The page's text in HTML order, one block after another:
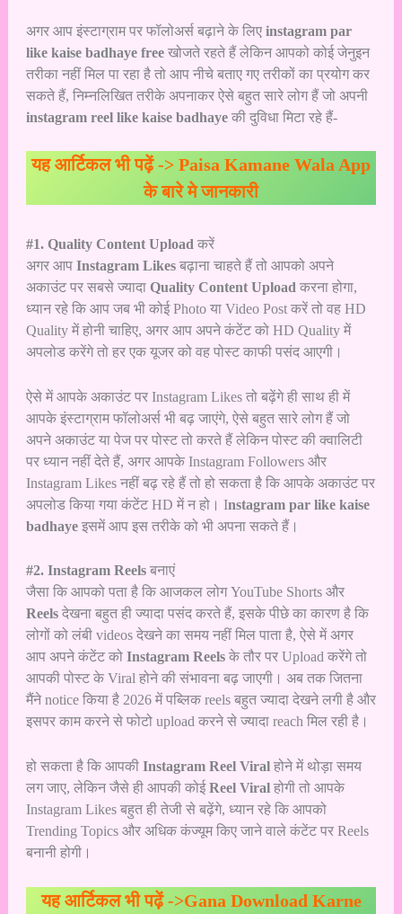
अगर आप इंस्टाग्राम पर फॉलोअर्स बढ़ाने के लिए instagram par
like kaise badhaye freeखोजते रहते हैं लेकिन आपको कोई जेनुइन
तरीका नहीं मिल पा रहा है तो आप नीचे बताए गए तरीकों का प्रयोग कर
सकते हैं, निम्नलिखित तरीके अपनाकर ऐसे बहुत सारे लोग हैं जो अपनी
instagram reel like kaise badhayeकी दुविधा मिटा रहे हैं-
यह आर्टिकल भी पढ़ें -> Paisa Kamane Wala App
के बारे मे जानकारी
#1. Quality Content Upload करें
अगर आप Instagram Likesबढ़ाना चाहते हैं तो आपको अपने
अकाउंट पर सबसे ज्यादा Quality Content Upload करना होगा,
ध्यान रहे कि आप जब भी कोई Photo या Video Post करें तो वह HD
Quality में होनी चाहिए, अगर आप अपने कंटेंट को HD Quality में
अपलोड करेंगे तो हर एक यूजर को वह पोस्ट काफी पसंद आएगी।
ऐसे में आपके अकाउंट पर Instagram Likes तो बढ़ेंगे ही साथ ही में
आपके इंस्टाग्राम फॉलोअर्स भी बढ़ जाएंगे, ऐसे बहुत सारे लोग हैं जो
अपने अकाउंट या पेज पर पोस्ट तो करते हैं लेकिन पोस्ट की क्वालिटी
पर ध्यान नहीं देते हैं, अगर आपके Instagram Followers और
Instagram Likes नहीं बढ़ रहे हैं तो हो सकता है कि आपके अकाउंट पर
अपलोड किया गया कंटेंट HD में न हो। Instagram par like kaise
badhayeइसमें आप इस तरीके को भी अपना सकते हैं।
#2. Instagram Reels बनाएं
जैसा कि आपको पता है कि आजकल लोग YouTube Shorts और
Reelsदेखना बहुत ही ज्यादा पसंद करते हैं, इसके पीछे का कारण है कि
लोगों को लंबी videos देखने का समय नहीं मिल पाता है, ऐसे में अगर
आप अपने कंटेंट को Instagram Reelsके तौर पर Upload करेंगे तो
आपकी पोस्ट के Viral होने की संभावना बढ़ जाएगी। अब तक जितना
मैंने notice किया है 2026 में पब्लिक reels बहुत ज्यादा देखने लगी है और
इसपर काम करने से फोटो upload करने से ज्यादा reach मिल रही है।
हो सकता है कि आपकी Instagram Reel Viralहोने में थोड़ा समय
लग जाए, लेकिन जैसे ही आपकी कोईReel Viralहोगी तो आपके
Instagram Likes बहुत ही तेजी से बढ़ेंगे, ध्यान रहे कि आपको
Trending Topics और अधिक कंज्यूम किए जाने वाले कंटेंट पर Reels
बनानी होगी।
यह आर्टिकल भी पढ़ें ->Gana Download Karne